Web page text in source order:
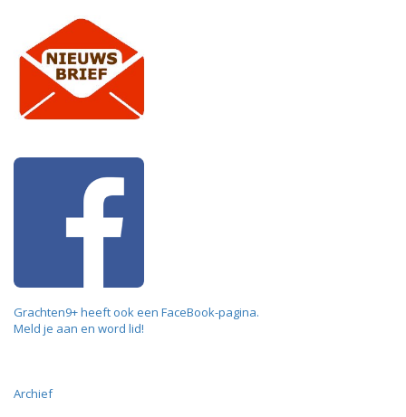
Grachten9+ heeft ook een FaceBook-pagina.
Meld je aan en word lid!
Archief